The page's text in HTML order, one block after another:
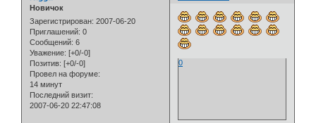
Новичок
Зарегистрирован: 2007-06-20
Приглашений: 0
Сообщений: 6
Уважение: [+0/-0]
Позитив: [+0/-0]
Провел на форуме:
14 минут
Последний визит:
2007-06-20 22:47:08
0